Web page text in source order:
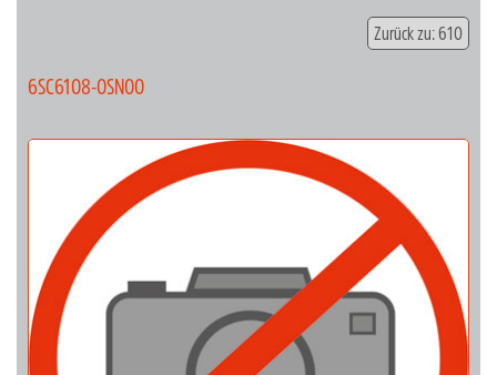
Zurück zu: 610
6SC6108-0SN00